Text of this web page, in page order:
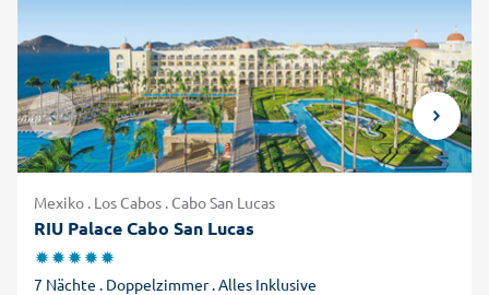
Mexiko . Los Cabos . Cabo San Lucas
RIU Palace Cabo San Lucas
7 Nächte . Doppelzimmer . Alles Inklusive